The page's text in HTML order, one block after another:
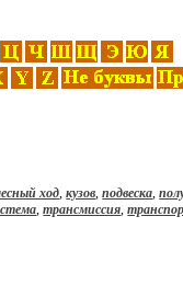
ход,кузов,подвеска,
,трансмиссия,